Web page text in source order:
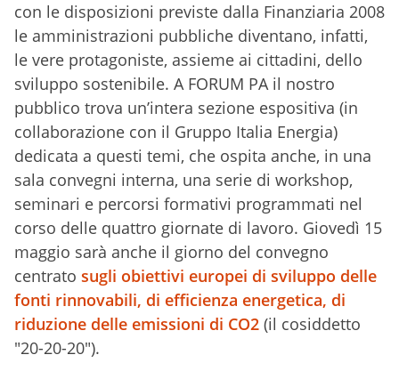
con le disposizioni previste dalla Finanziaria 2008
le amministrazioni pubbliche diventano, infatti,
le vere protagoniste, assieme ai cittadini, dello
sviluppo sostenibile. A FORUM PA il nostro
pubblico trova un’intera sezione espositiva (in
collaborazione con il Gruppo Italia Energia)
dedicata a questi temi, che ospita anche, in una
sala convegni interna, una serie di workshop,
seminari e percorsi formativi programmati nel
corso delle quattro giornate di lavoro. Giovedì 15
maggio sarà anche il giorno del convegno
centrato sugli obiettivi europei di sviluppo delle
fonti rinnovabili, di efficienza energetica, di
riduzione delle emissioni di CO2 (il cosiddetto
"20-20-20").